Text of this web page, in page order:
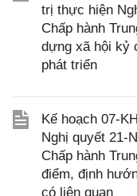
trị thực hiện
Chấp hành
dựng xã hội kỷ
phát triển
Kế hoạch 07-
Nghị quyết 21-
Chấp hành
điểm, định
có liên quan